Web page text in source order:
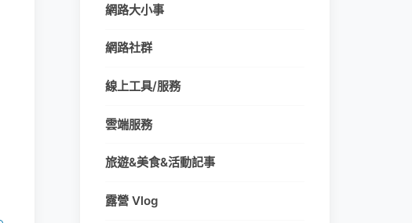
網路大小事
網路社群
線上工具/服務
雲端服務
旅遊&美食&活動記事
露營 Vlog